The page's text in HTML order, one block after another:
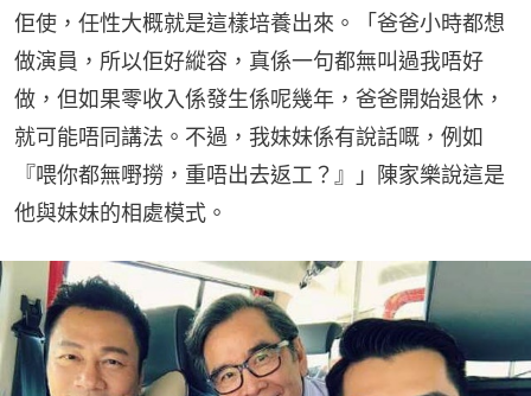
佢使，任性大概就是這樣培養出來。「爸爸小時都想
做演員，所以佢好縱容，真係一句都無叫過我唔好
做，但如果零收入係發生係呢幾年，爸爸開始退休，
就可能唔同講法。不過，我妹妹係有說話嘅，例如
『喂你都無嘢撈，重唔出去返工？』」陳家樂說這是
他與妹妹的相處模式。